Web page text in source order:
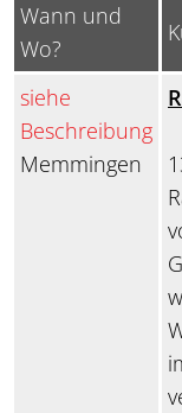
Wann und
Wo?
siehe
Beschreibung
Memmingen